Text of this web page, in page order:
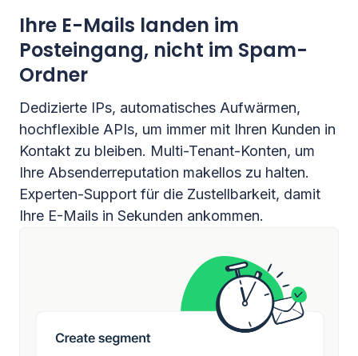
Ihre E-Mails landen im
Posteingang, nicht im Spam-
Ordner
Dedizierte IPs, automatisches Aufwärmen,
hochflexible APIs, um immer mit Ihren Kunden in
Kontakt zu bleiben. Multi-Tenant-Konten, um
Ihre Absenderreputation makellos zu halten.
Experten-Support für die Zustellbarkeit, damit
Ihre E-Mails in Sekunden ankommen.